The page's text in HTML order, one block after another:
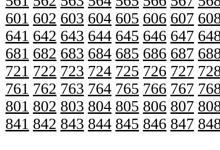
601 602 603 604 605 606 607
641 642 643 644 645 646 647
681 682 683 684 685 686 687
721 722 723 724 725 726 727
761 762 763 764 765 766 767
801 802 803 804 805 806 807
841 842 843 844 845 846 847